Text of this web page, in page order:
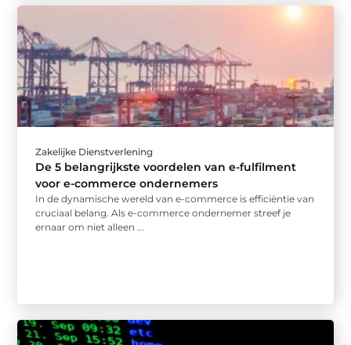
Zakelijke Dienstverlening
De 5 belangrijkste voordelen van e-fulfilment
voor e-commerce ondernemers
In de dynamische wereld van e-commerce is efficiëntie van
cruciaal belang. Als e-commerce ondernemer streef je
ernaar om niet alleen ...